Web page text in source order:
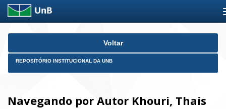
Skip
Voltar
REPOSITÓRIO INSTITUCIONAL DA UNB
Navegando por Autor Khouri, Thais